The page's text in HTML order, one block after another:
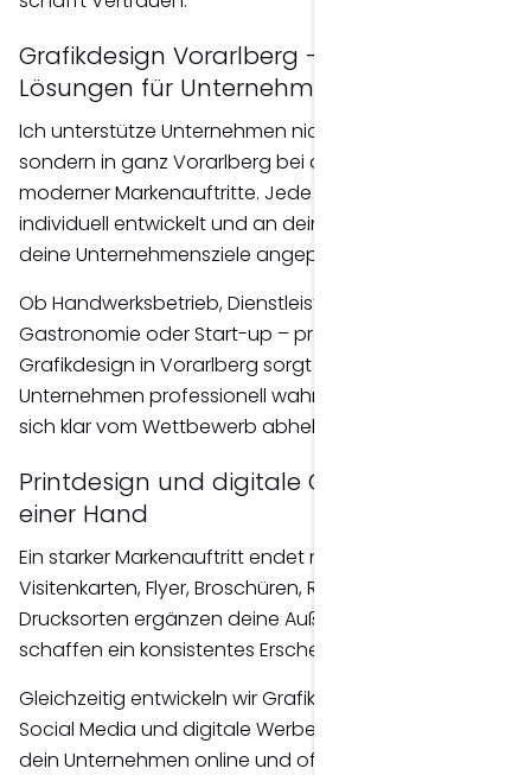
Grafikdesign Vorarlberg – Kreative
Lösungen für Unternehmen in der Region
Ich unterstütze Unternehmen nicht nur in Bregenz,
sondern in ganz Vorarlberg bei der Entwicklung
moderner Markenauftritte. Jede Gestaltung wird
individuell entwickelt und an deine Zielgruppe sowie
deine Unternehmensziele angepasst.
Ob Handwerksbetrieb, Dienstleistungsunternehmen,
Gastronomie oder Start-up – professionelles
Grafikdesign in Vorarlberg sorgt dafür, dass dein
Unternehmen professionell wahrgenommen wird und
sich klar vom Wettbewerb abhebt.
Printdesign und digitale Gestaltung aus
einer Hand
Ein starker Markenauftritt endet nicht beim Logo.
Visitenkarten, Flyer, Broschüren, Roll-ups und weitere
Drucksorten ergänzen deine Außendarstellung und
schaffen ein konsistentes Erscheinungsbild.
Gleichzeitig entwickeln wir Grafiken für Websites,
Social Media und digitale Werbekampagnen, damit
dein Unternehmen online und offline einheitlich